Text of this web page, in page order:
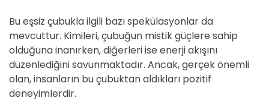
Bu eşsiz çubukla ilgili bazı spekülasyonlar da
mevcuttur. Kimileri, çubuğun mistik güçlere sahip
olduğuna inanırken, diğerleri ise enerji akışını
düzenlediğini savunmaktadır. Ancak, gerçek önemli
olan, insanların bu çubuktan aldıkları pozitif
deneyimlerdir.